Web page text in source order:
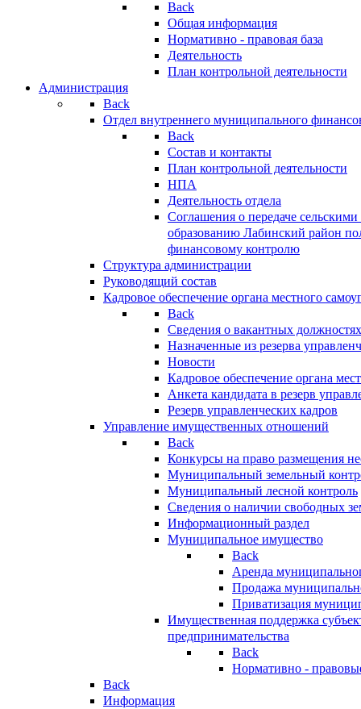
Back
Общая информация
Нормативно - правовая база
Деятельность
План контрольной деятельности
Администрация
Back
Отдел внутреннего муниципального
Back
Состав и контакты
План контрольной деятельности
НПА
Деятельность отдела
Соглашения о передаче
образованию Лабинский район
финансовому контролю
Структура администрации
Руководящий состав
Кадровое обеспечение органа местного
Back
Сведения о вакантных
Назначенные из резерва
Новости
Кадровое обеспечение органа
Анкета кандидата в резерв
Резерв управленческих кадров
Управление имущественных отношений
Back
Конкурсы на право размещения
Муниципальный земельный
Муниципальный лесной контроль
Сведения о наличии свободных
Информационный раздел
Муниципальное имущество
Back
Аренда
Продажа
Приватизация
Имущественная поддержка
предпринимательства
Back
Нормативно -
Back
Информация